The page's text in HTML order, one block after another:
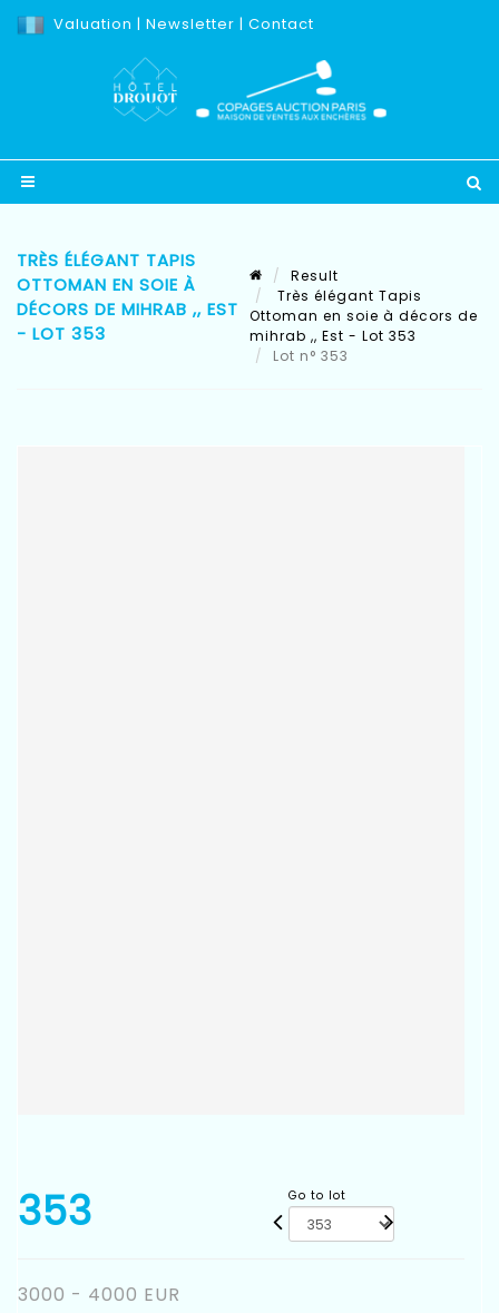
Valuation | Newsletter | Contact
TRÈS ÉLÉGANT TAPIS
OTTOMAN EN SOIE À
DÉCORS DE MIHRAB ,, EST
- LOT 353
Result
Très élégant Tapis
Ottoman en soie à décors de
mihrab ,, Est - Lot 353
Lot n° 353
353 Go to lot
3000 - 4000 EUR